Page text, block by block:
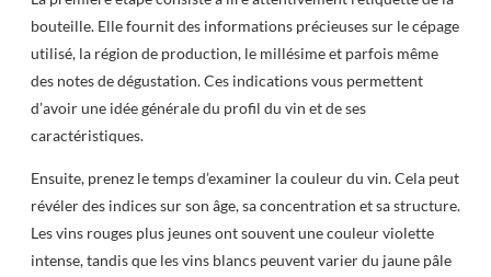
bouteille. Elle fournit des informations précieuses sur le cépage
utilisé, la région de production, le millésime et parfois même
des notes de dégustation. Ces indications vous permettent
d’avoir une idée générale du profil du vin et de ses
caractéristiques.
Ensuite, prenez le temps d’examiner la couleur du vin. Cela peut
révéler des indices sur son âge, sa concentration et sa structure.
Les vins rouges plus jeunes ont souvent une couleur violette
intense, tandis que les vins blancs peuvent varier du jaune pâle